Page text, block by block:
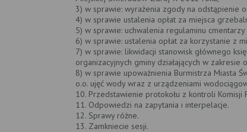
3) w sprawie: wyrażenia zgody na odstąpienie
4) w sprawie ustalenia opłat za miejsca
5) w sprawie: uchwalenia regulaminu
6) w sprawie: ustalenia opłat za korzystanie z
7) w sprawie: likwidacji stanowisk głównego
organizacyjnych gminy działających w zakresie
8) w sprawie upoważnienia Burmistrza Miasta
o.o. ujęć wody wraz z urządzeniami
10. Przedstawienie protokołu z kontroli
11. Odpowiedzi na zapytania i interpelacje.
12. Sprawy różne.
13. Zamkniecie sesji.